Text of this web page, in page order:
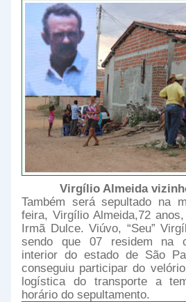
Virgílio Almeida
Também será sepultado na
feira, Virgílio Almeida,72
Irmã Dulce. Viúvo, “Seu”
sendo que 07 residem na
interior do estado de São
conseguiu participar do
logística do transporte a
horário do sepultamento.